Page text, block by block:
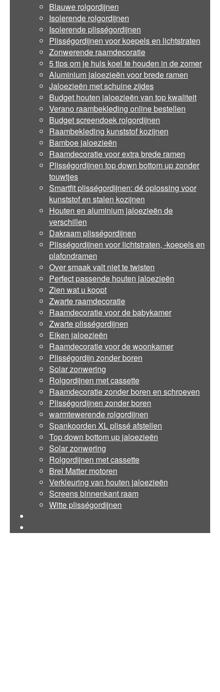
Blauwe rolgordijnen
Isolerende rolgordijnen
Isolerende plisségordijnen
Plisségordijnen voor koepels en lichtstraten
Zonwerende raamdecoratie
5 tips om je huis koel te houden in de zomer
Aluminium jaloezieën voor brede ramen
Jaloezieën met schuine zijdes
Budget houten jaloezieën van top kwaliteit
Verano raambekleding online bestellen
Budget screendoek rolgordijnen
Raambekleding kunststof kozijnen
Bamboe jaloezieën
Raamdecoratie voor extra brede ramen
Plisségordijnen top down bottom up zonder
touwtjes
Smartfit plisségordijnen: dé oplossing voor
kunststof en stalen kozijnen
Houten en aluminium jaloezieën de
verschillen
Dakraam plisségordijnen
Plisségordijnen voor lichtstraten, -koepels en
plafondramen
Over smaak valt niet te twisten
Perfect passende houten jaloezieën
Zien wat u koopt
Zwarte raamdecoratie
Raamdecoratie voor de babykamer
Zwarte plisségordijnen
Eiken jaloezieën
Raamdecoratie voor de woonkamer
Plisségordijn zonder boren
Solar zonwering
Rolgordijnen met cassette
Raamdecoratie zonder boren en schroeven
Plisségordijnen zonder boren
warmtewerende rolgordijnen
Spankoorden XL plissé afstellen
Top down bottom up jaloezieën
Solar zonwering
Rolgordijnen met cassette
Brel Matter motoren
Verkleuring van houten jaloezieën
Screens binnenkant raam
Witte plisségordijnen